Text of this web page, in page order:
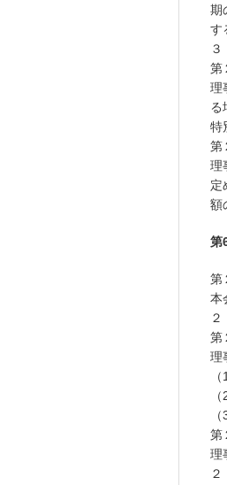
期
す
第
理
る
特
第
理
定
額
第
第
本
第
理
第
理